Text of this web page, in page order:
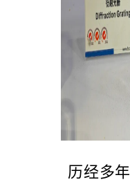
历经多